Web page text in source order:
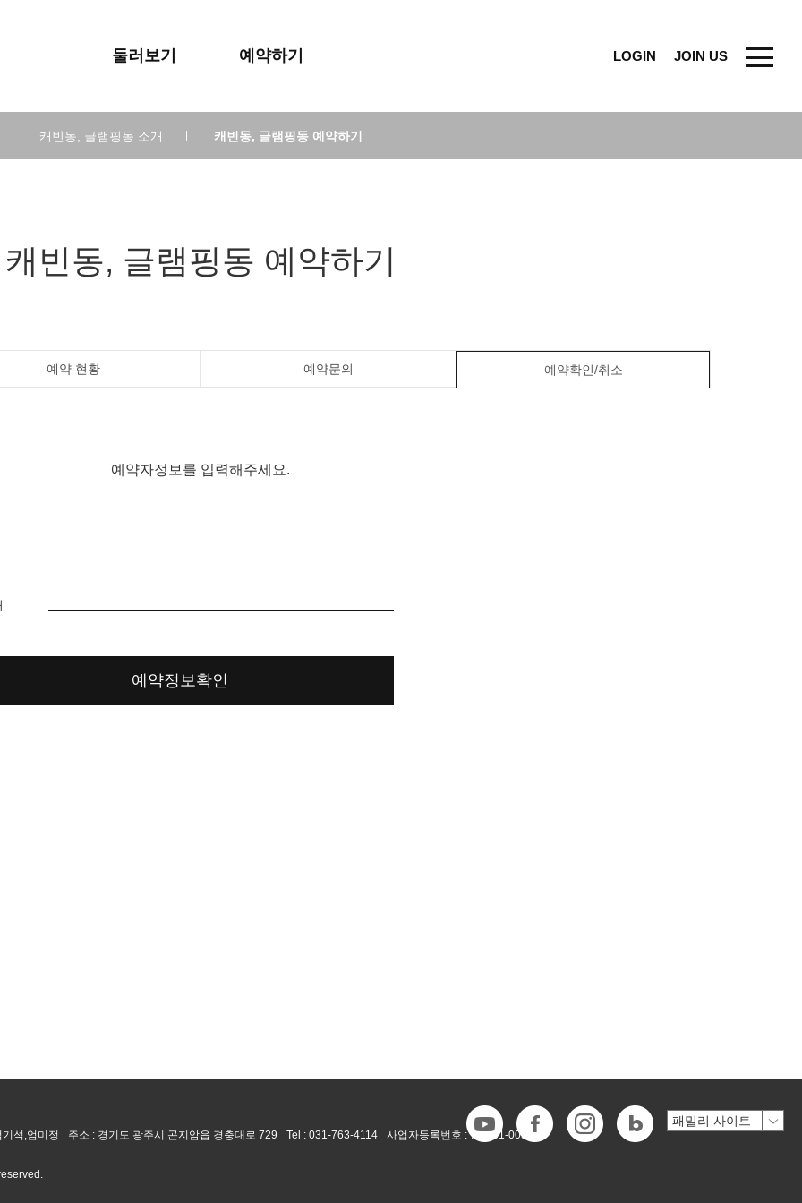
LOGIN JOIN US
둘러보기 예약하기
캐빈동, 글램핑동 소개 캐빈동, 글램핑동 예약하기
캐빈동, 글램핑동 예약하기
예약 현황 예약문의 예약확인/취소
예약자정보를 입력해주세요.
예약정보확인
기석,엄미정 주소 : 경기도 광주시 곤지암읍 경충대로 729 Tel : 031-763-4114 사업자등록번호 :718-81-00546